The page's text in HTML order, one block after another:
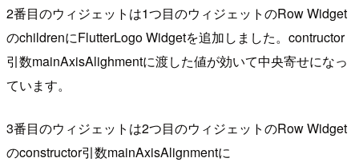
2番目のウィジェットは1つ目のウィジェットのRow Widget
のchildrenにFlutterLogo Widgetを追加しました。contructor
引数mainAxisAlighmentに渡した値が効いて中央寄せになっ
ています。
3番目のウィジェットは2つ目のウィジェットのRow Widget
のconstructor引数mainAxisAlignmentに